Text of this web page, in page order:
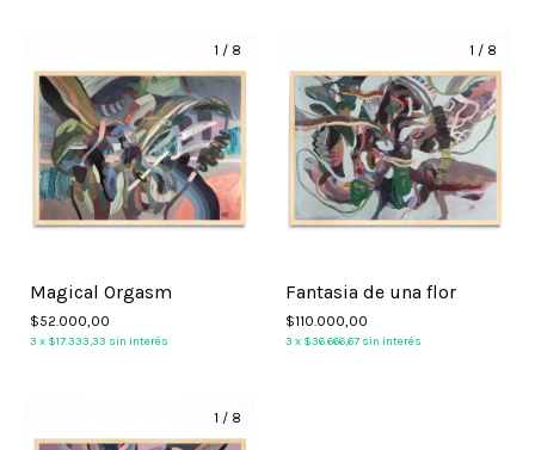
1 / 8
Magical Orgasm
$52.000,00
3 x $17.333,33 sin interés
1 / 8
Fantasia de una flor
$110.000,00
3 x $36.666,67 sin interés
1 / 8